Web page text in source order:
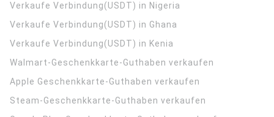
Verkaufe Verbindung(USDT) in Nigeria
Verkaufe Verbindung(USDT) in Ghana
Verkaufe Verbindung(USDT) in Kenia
Walmart-Geschenkkarte-Guthaben verkaufen
Apple Geschenkkarte-Guthaben verkaufen
Steam-Geschenkkarte-Guthaben verkaufen